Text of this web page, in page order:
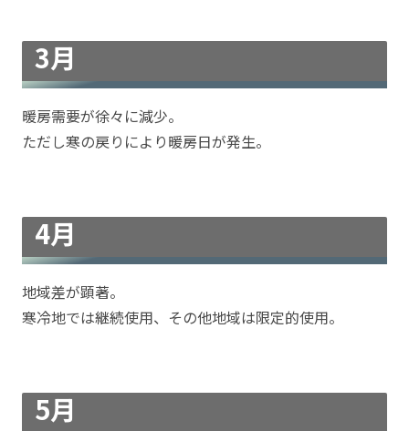
3月
暖房需要が徐々に減少。
ただし寒の戻りにより暖房日が発生。
4月
地域差が顕著。
寒冷地では継続使用、その他地域は限定的使用。
5月